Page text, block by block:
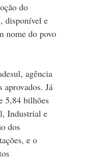
do
disponível e
nome do povo
agência
Já
5,84 bilhões
Industrial e
dos
e o